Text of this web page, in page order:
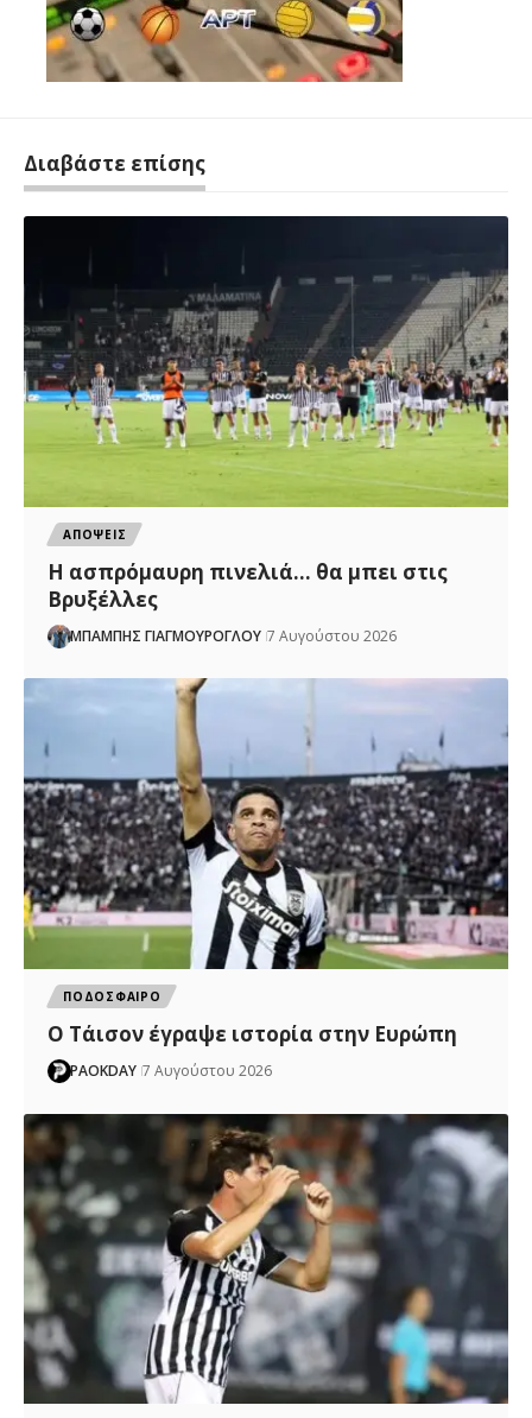
Διαβάστε επίσης
ΑΠΟΨΕΙΣ
Η ασπρόμαυρη πινελιά… θα μπει στις
Βρυξέλλες
ΜΠΑΜΠΗΣ ΓΙΑΓΜΟΥΡΟΓΛΟΥ 7 Αυγούστου 2026
ΠΟΔΟΣΦΑΙΡΟ
Ο Τάισον έγραψε ιστορία στην Ευρώπη
PAOKDAY 7 Αυγούστου 2026